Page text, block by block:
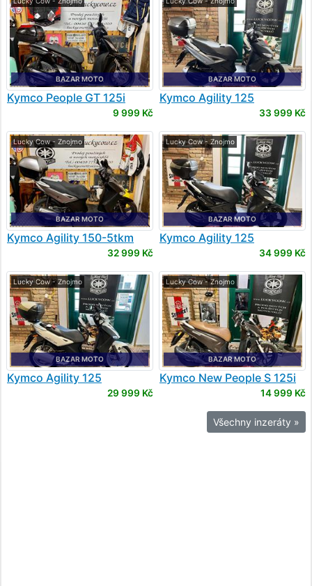
BAZAR MOTO
Kymco People GT 125i
9 999 Kč
BAZAR MOTO
Kymco Agility 125
33 999 Kč
Lucky Cow - Znojmo
BAZAR MOTO
Kymco Agility 150-5tkm
32 999 Kč
Lucky Cow - Znojmo
BAZAR MOTO
Kymco Agility 125
34 999 Kč
Lucky Cow - Znojmo
BAZAR MOTO
Kymco Agility 125
29 999 Kč
Lucky Cow - Znojmo
BAZAR MOTO
Kymco New People S 125i
14 999 Kč
Všechny inzeráty »